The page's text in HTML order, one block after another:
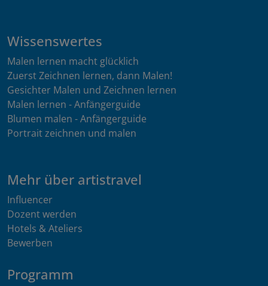
Wissenswertes
Malen lernen macht glücklich
Zuerst Zeichnen lernen, dann Malen!
Gesichter Malen und Zeichnen lernen
Malen lernen - Anfängerguide
Blumen malen - Anfängerguide
Portrait zeichnen und malen
Mehr über artistravel
Influencer
Dozent werden
Hotels & Ateliers
Bewerben
Programm